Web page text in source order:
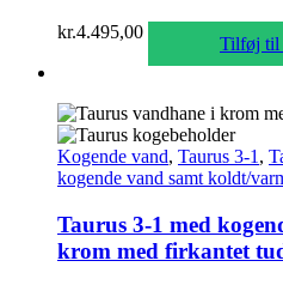
kr.4.495,00
Tilføj til
Kogende vand, Taurus 3-1,
kogende vand samt koldt/
Taurus 3-1 med
krom med firkantet